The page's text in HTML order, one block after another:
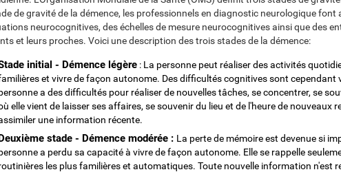
de gravité de la démence, les professionnels en diagnostic neurologique font
neurocognitives, des échelles de mesure neurocognitives ainsi que des
et leurs proches. Voici une description des trois stades de la démence:
initial - Démence légère : La personne peut réaliser des activités
et vivre de façon autonome. Des difficultés cognitives sont cependant
a des difficultés pour réaliser de nouvelles tâches, se concentrer, se
elle vient de laisser ses affaires, se souvenir du lieu et de l'heure de nouveaux
une information récente.
stade - Démence modérée : La perte de mémoire est devenue si
a perdu sa capacité à vivre de façon autonome. Elle se rappelle
les plus familières et automatiques. Toute nouvelle information n'est